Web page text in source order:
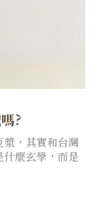
?
漿，其實和台灣
麼玄學，而是